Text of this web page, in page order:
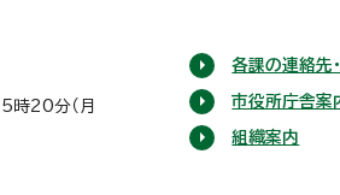
時20分（月
各課の連絡先
市役所庁舎案
組織案内